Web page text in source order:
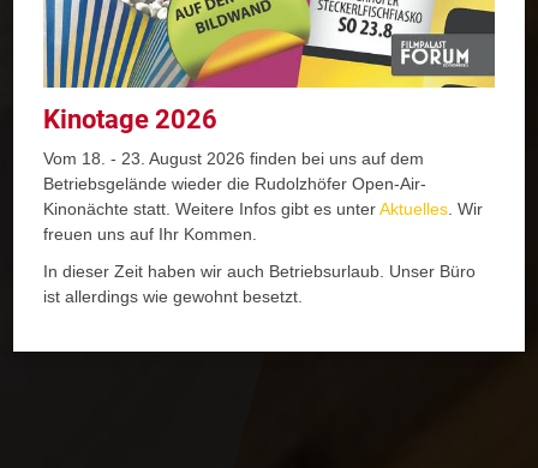
Kinotage 2026
Vom 18. - 23. August 2026 finden bei uns auf dem
Betriebsgelände wieder die Rudolzhöfer Open-Air-
Kinonächte statt. Weitere Infos gibt es unterAktuelles . Wir
freuen uns auf Ihr Kommen.
In dieser Zeit haben wir auch Betriebsurlaub. Unser Büro
ist allerdings wie gewohnt besetzt.